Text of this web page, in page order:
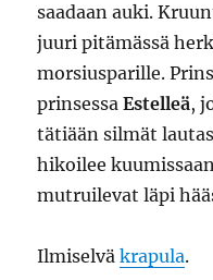
saadaan auki.
juuri pitämässä
morsiusparille.
prinsessaEstelleä,
tätiään silmät
hikoilee
mutruilevat läpi
Ilmiselväkrapula.